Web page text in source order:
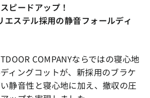
ピードアップ！
エステル採用の静音フォールディ
COMPANYならではの寝心地
ィングコットが、新採用のブラケ
静音性と寝心地に加え、撤収の圧